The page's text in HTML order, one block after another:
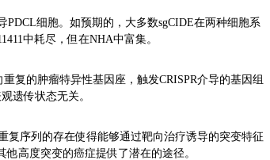
细胞。如预期的，大多数sgCIDE在两种细胞系
中耗尽，但在NHA中富集。
复的肿瘤特异性基因座，触发CRISPR介导的基因组
遗传状态无关。
复序列的存在使得能够通过靶向治疗诱导的突变特征
高度突变的癌症提供了潜在的途径。